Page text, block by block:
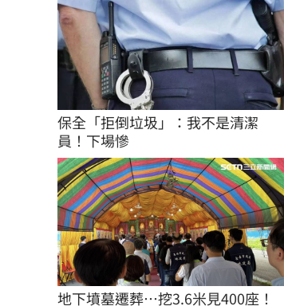
保全「拒倒垃圾」：我不是清潔
員！下場慘
地下墳墓遷葬…挖3.6米見400座！